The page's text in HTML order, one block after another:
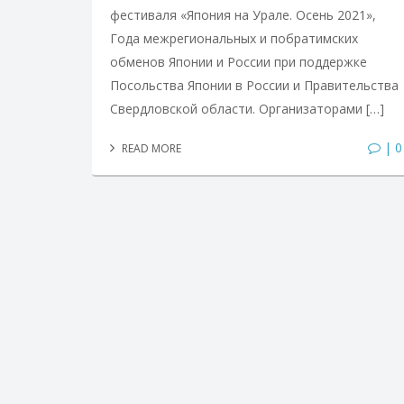
фестиваля «Япония на Урале. Осень 2021»,
Года межрегиональных и побратимских
обменов Японии и России при поддержке
Посольства Японии в России и Правительства
Свердловской области. Организаторами […]
READ MORE | 0